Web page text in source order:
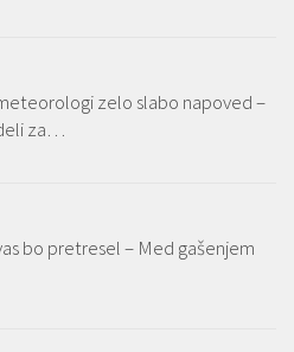
zelo slabo napoved –
za…
bo pretresel – Med gašenjem